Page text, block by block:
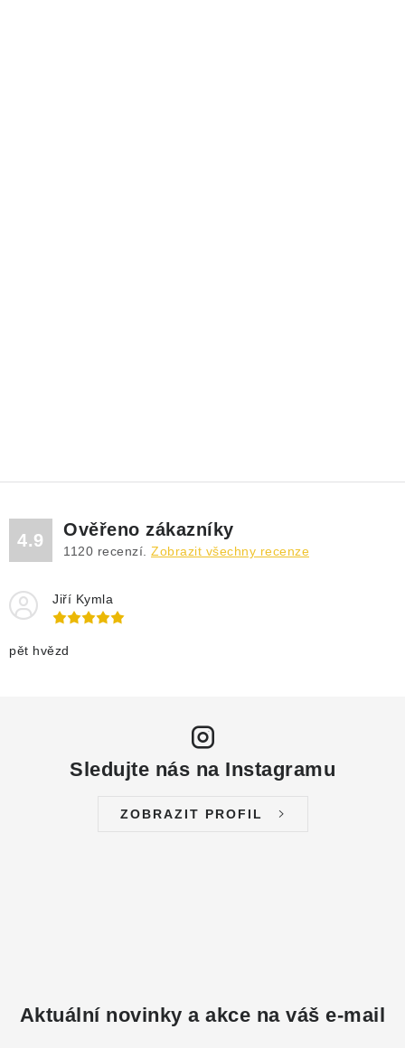
4.9
Ověřeno zákazníky
1120 recenzí. Zobrazit všechny recenze
Jiří Kymla
pět hvězd
Sledujte nás na Instagramu
ZOBRAZIT PROFIL
Aktuální novinky a akce na váš e-mail